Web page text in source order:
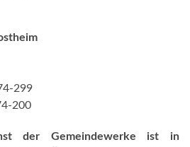
299
200
der Gemeindewerke ist in